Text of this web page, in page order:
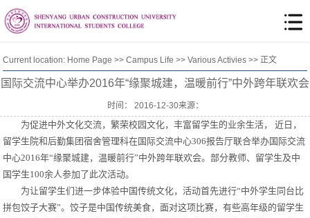
Current location: Home Page >>Campus Life >>Various Activies >> 正文
国际交流中心举办2016年“缘聚城建，温暖前行”中外跨年联欢会
时间： 2016-12-30来源：
为促进中外文化交流，繁荣校园文化，丰富留学生的业余生活， 近日，
留学生院和后勤集团宿舍管理科在国际交流中心306报告厅联合举办国际交流
中心2016年“缘聚城建，温暖前行”中外跨年联欢会。部分教师、留学生及中
国学生100余人参加了此次活动。
为让留学生们进一步体验中国传统文化，活动首先进行“中外学生同台比
拼包饺子大赛”。饺子是中国传统美食，面对这项比赛，有些高年级的留学生